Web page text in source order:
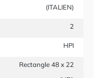
(ITALIEN)
2
HPI
Rectangle 48 x 22